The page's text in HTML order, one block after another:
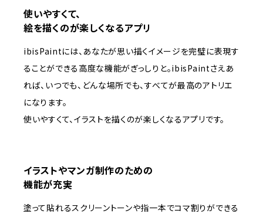
使いやすくて、
絵を描くのが楽しくなるアプリ
ibisPaintには、あなたが思い描くイメージを完璧に表現す
ることができる高度な機能がぎっしりと。ibisPaintさえあ
れば、いつでも、どんな場所でも、すべてが最高のアトリエ
になります。
使いやすくて、イラストを描くのが楽しくなるアプリです。
イラストやマンガ制作のための
機能が充実
塗って貼れるスクリーントーンや指一本でコマ割りができる